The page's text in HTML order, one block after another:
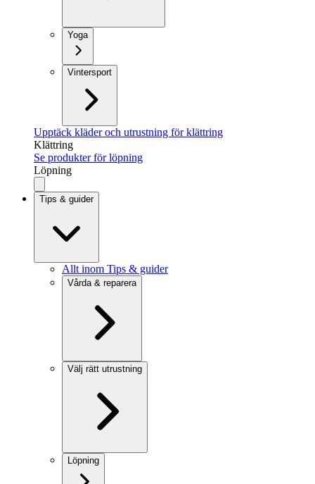
Yoga
Vintersport
Upptäck kläder och utrustning för klättring
Klättring
Se produkter för löpning
Löpning
Tips & guider
Allt inom Tips & guider
Vårda & reparera
Välj rätt utrustning
Löpning